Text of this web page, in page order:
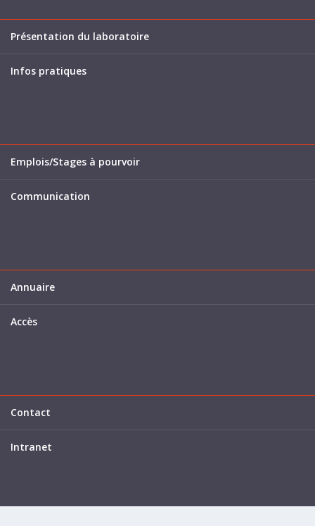
Présentation du laboratoire
Infos pratiques
Emplois/Stages à pourvoir
Communication
Annuaire
Accès
Contact
Intranet